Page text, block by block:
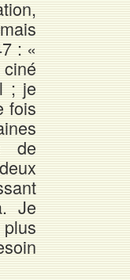
: «
; je
fois
de
Je